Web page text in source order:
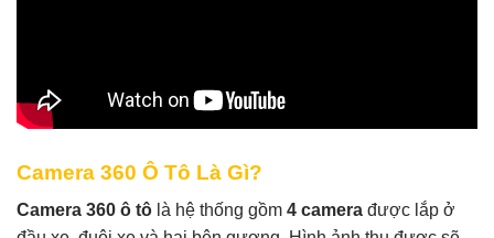
Camera 360 Ô Tô Là Gì?
Camera 360 ô tô là hệ thống gồm 4 camera được lắp ở